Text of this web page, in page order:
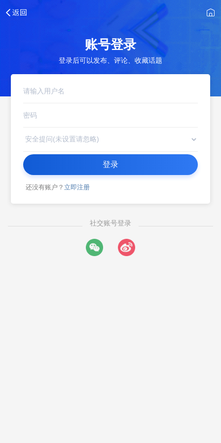
账号登录
登录后可以发布、评论、收藏话题
登录
还没有账户？ 立即注册
社交账号登录